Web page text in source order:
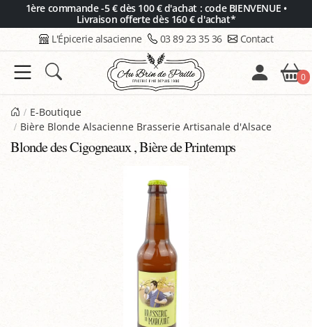
1ère commande -5 € dès 100 € d'achat : code BIENVENUE •
Livraison offerte dès 160 € d'achat*
L'Épicerie alsacienne 03 89 23 35 36 Contact
0
E-Boutique
Bière Blonde Alsacienne Brasserie Artisanale d'Alsace
Blonde des Cigogneaux , Bière de Printemps
Panneau de gestion des cookies